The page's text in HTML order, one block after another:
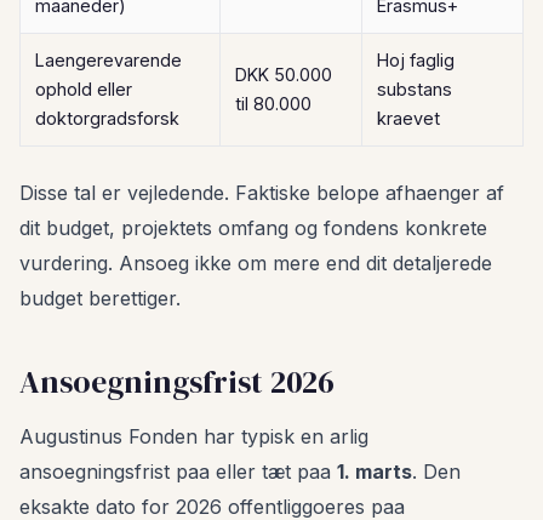
maaneder) Erasmus+
Laengerevarende
ophold eller
doktorgradsforsk
DKK 50.000
til 80.000
Hoj faglig
substans
kraevet
Disse tal er vejledende. Faktiske belope afhaenger af
dit budget, projektets omfang og fondens konkrete
vurdering. Ansoeg ikke om mere end dit detaljerede
budget berettiger.
Ansoegningsfrist 2026
Augustinus Fonden har typisk en arlig
ansoegningsfrist paa eller tæt paa 1. marts. Den
eksakte dato for 2026 offentliggoeres paa